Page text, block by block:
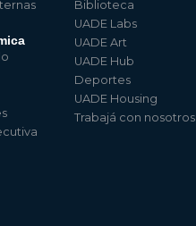
Biblioteca
UADE Labs
UADE Art
UADE Hub
Deportes
UADE Housing
Trabajá con nosotros